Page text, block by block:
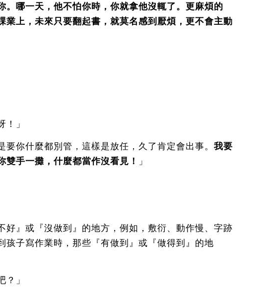
。哪一天，他不怕你時，你就拿他沒輒了。更麻煩的
業上，未來只要翻起書，就莫名感到厭煩，更不會主動
！」
要你什麼都別管，這樣是放任，久了肯定會出事。 我要
手一攤，什麼都當作沒看見！
」
好』或『沒做到』的地方，例如，敷衍、動作慢、字跡
子寫作業時，那些『有做到』或『做得到』的地
？」